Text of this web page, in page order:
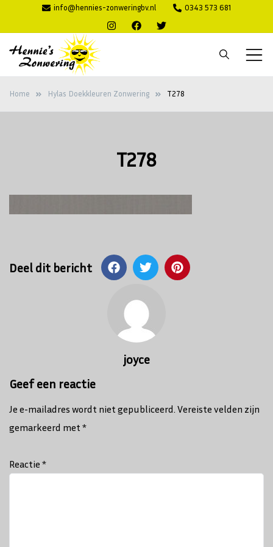
inhoud
info@hennies-zonweringbv.nl 0343 573 681
Hennie's
Zonwering
Home Hylas Doekkleuren Zonwering T278
T278
Deel dit bericht
joyce
Geef een reactie
Je e-mailadres wordt niet gepubliceerd. Vereiste velden zijn
gemarkeerd met *
Reactie *